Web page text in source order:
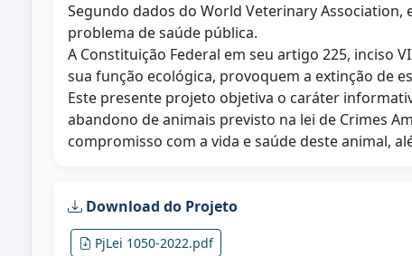
Segundo dados do World Veterinary
problema de saúde pública.
A Constituição Federal em seu artigo 225, inciso
sua função ecológica, provoquem a extinção de
Este presente projeto objetiva o caráter
abandono de animais previsto na lei de Crimes
compromisso com a vida e saúde deste animal,
Download do Projeto
PjLei 1050-2022.pdf